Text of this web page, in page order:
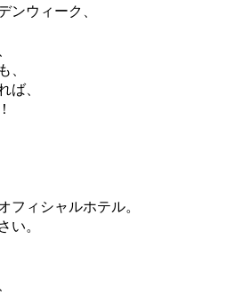
ンウィーク、
、
ば、
フィシャルホテル。
い。